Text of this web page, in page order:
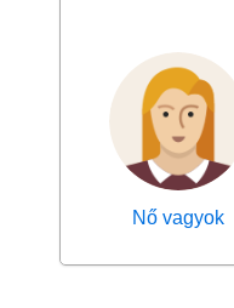
Nő vagyok